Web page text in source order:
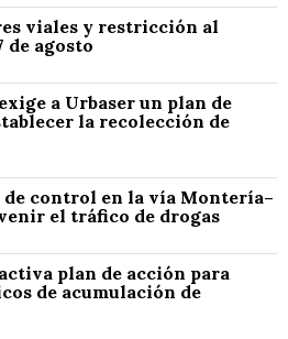
viales y restricción al
agosto
a Urbaser un plan de
la recolección de
control en la vía Montería–
el tráfico de drogas
plan de acción para
de acumulación de